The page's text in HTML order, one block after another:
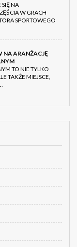
SIĘ NA
W GRACH
SPORTOWEGO
NA ARANŻACJĘ
TO NIE TYLKO
TAKŻE MIEJSCE,